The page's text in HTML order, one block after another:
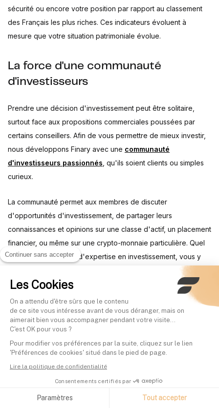
Continuer sans accepter
Les Cookies
On a attendu d'être sûrs que le contenu
de ce site vous intéresse avant de vous déranger, mais on
aimerait bien vous accompagner pendant votre visite...
C'est OK pour vous ?
Pour modifier vos préférences par la suite, cliquez sur le lien
'Préférences de cookies' situé dans le pied de page.
Lire la politique de confidentialité
Consentements certifiés par
Paramètres Tout accepter
sécurité ou encore votre position par rapport au classement
des Français les plus riches. Ces indicateurs évoluent à
mesure que votre situation patrimoniale évolue.
La force d'une communauté
d'investisseurs
Prendre une décision d'investissement peut être solitaire,
surtout face aux propositions commerciales poussées par
certains conseillers. Afin de vous permettre de mieux investir,
nous développons Finary avec une communauté
d'investisseurs passionnés , qu'ils soient clients ou simples
curieux.
La communauté permet aux membres de discuter
d'opportunités d'investissement, de partager leurs
connaissances et opinions sur une classe d'actif, un placement
financier, ou même sur une crypto-monnaie particulière. Quel
que soit votre niveau d'expertise en investissement, vous y
Finary One : au-delà du logiciel, un
gestionnaire privé dédié
Pour les patrimoines à partir de 500 000 € d'actifs
investissables, Finary propose Finary One. L'offre combine le
logiciel de gestion de patrimoine et un gestionnaire privé
dédié pour un accompagnement personnalisé sur la stratégie
patrimoniale, l'optimisation fiscale, l'accès à des produits